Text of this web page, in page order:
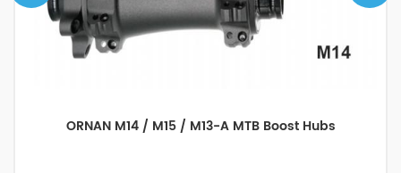
Carbonfelgen 700C Rennrad Felgenbremse 25mm